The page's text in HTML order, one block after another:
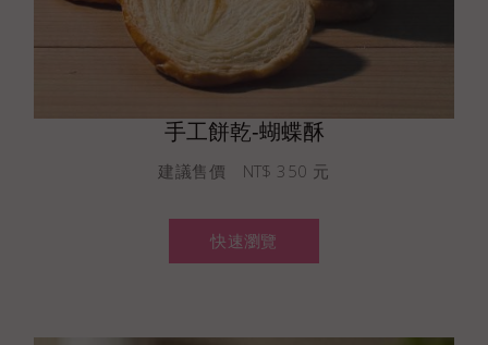
手工餅乾-蝴蝶酥
建議售價 NT$ 350 元
快速瀏覽